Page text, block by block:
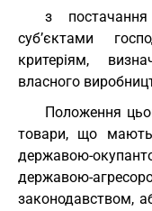
з
суб’єктами
критеріям,
власного
Положення
товари, що мають
державою-
державою-
законодавством,